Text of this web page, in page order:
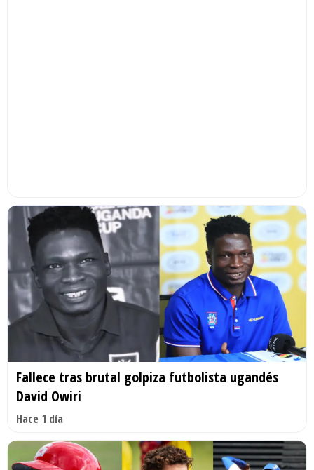
Fallece tras brutal golpiza futbolista ugandés
David Owiri
Hace 1 día